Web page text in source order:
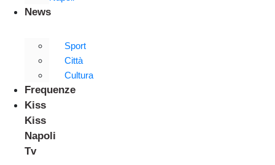
News
Sport
Città
Cultura
Frequenze
Kiss
Kiss
Napoli
Tv